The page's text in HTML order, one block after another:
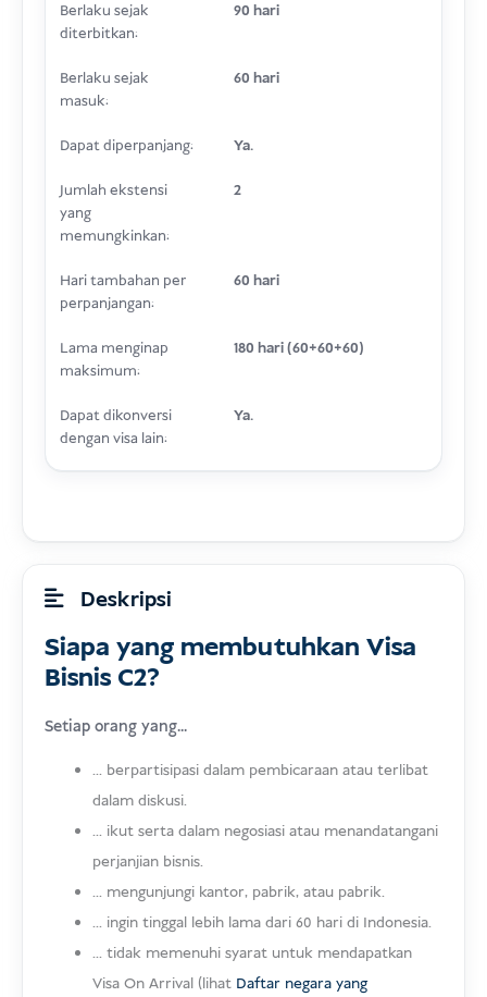
Berlaku sejak
diterbitkan:
90 hari
Berlaku sejak
masuk:
60 hari
Dapat diperpanjang: Ya.
Jumlah ekstensi
yang
memungkinkan:
2
Hari tambahan per
perpanjangan:
60 hari
Lama menginap
maksimum:
180 hari (60+60+60)
Dapat dikonversi
dengan visa lain:
Ya.
Deskripsi
Siapa yang membutuhkan Visa
Bisnis C2?
Setiap orang yang...
... berpartisipasi dalam pembicaraan atau terlibat
dalam diskusi.
... ikut serta dalam negosiasi atau menandatangani
perjanjian bisnis.
... mengunjungi kantor, pabrik, atau pabrik.
... ingin tinggal lebih lama dari 60 hari di Indonesia.
... tidak memenuhi syarat untuk mendapatkan
Visa On Arrival (lihat Daftar negara yang